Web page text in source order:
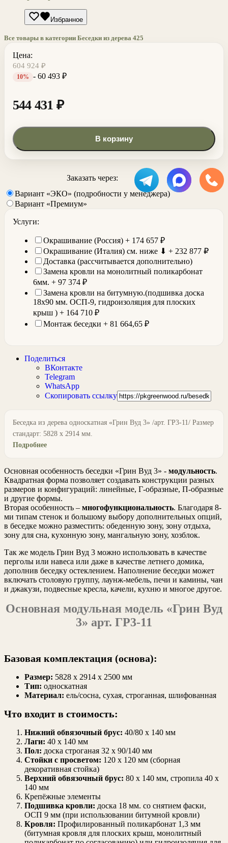
Избранное
Все товары в категории Беседки из дерева 425
Цена:
604 924 ₽
10% - 60 493 ₽
544 431 ₽
В корзину
Заказать через:
Вариант «ЭКО» (подробности у менеджера)
Вариант «Премиум»
Услуги:
Окрашивание (Россия) + 174 657 ₽
Окрашивание (Италия) см. ниже ⬇ + 232 877 ₽
Доставка (рассчитывается дополнительно)
Замена кровли на монолитный поликарбонат
6мм. + 97 374 ₽
Замена кровли на битумную.(подшивка доска
18х90 мм. ОСП-9, гидроизоляция для плоских
крыш ) + 164 710 ₽
Монтаж беседки + 81 664,65 ₽
Поделиться
ВКонтакте
Telegram
WhatsApp
Скопировать ссылку
Беседка из дерева односкатная «Грин Вуд 3» /арт. ГР3-11/ Размер
стандарт: 5828 х 2914 мм.
Подробнее
Основная особенность беседки «Грин Вуд 3» - модульность.
Квадратная форма позволяет создавать конструкции разных
размеров и конфигураций: линейные, Г-образные, П-образные
и другие формы.
Вторая особенность – многофункциональность. Благодаря 8-
ми типам стенок и большому выбору дополнительных опций,
в беседке можно разместить: обеденную зону, зону отдыха,
зону для сна, кухонную зону, мангальную зону, хозблок.
Так же модель Грин Вуд 3 можно использовать в качестве
перголы или навеса или даже в качестве летнего домика,
дополнив беседку остеклением. Наполнение беседки может
включать столовую группу, лаунж-мебель, печи и камины, чан
и джакузи, подвесные кресла, качели, кухню и многое другое.
Основная модульная модель «Грин Вуд
3» арт. ГР3-11
Базовая комплектация (основа):
Размер: 5828 х 2914 х 2500 мм
Тип: односкатная
Материал: ель/сосна, сухая, строганная, шлифованная
Что входит в стоимость:
Нижний обвязочный брус: 40/80 х 140 мм
Лаги: 40 х 140 мм
Пол: доска строганая 32 х 90/140 мм
Стойки с просветом: 120 х 120 мм (сборная
декоративная стойка)
Верхний обвязочный брус: 80 х 140 мм, стропила 40 х
140 мм
Крепёжные элементы
Подшивка кровли: доска 18 мм. со снятием фаски,
ОСП 9 мм (при использовании битумной кровли)
Кровля: Профилированный поликарбонат 1,3 мм
(битумная кровля для плоских крыш, монолитный